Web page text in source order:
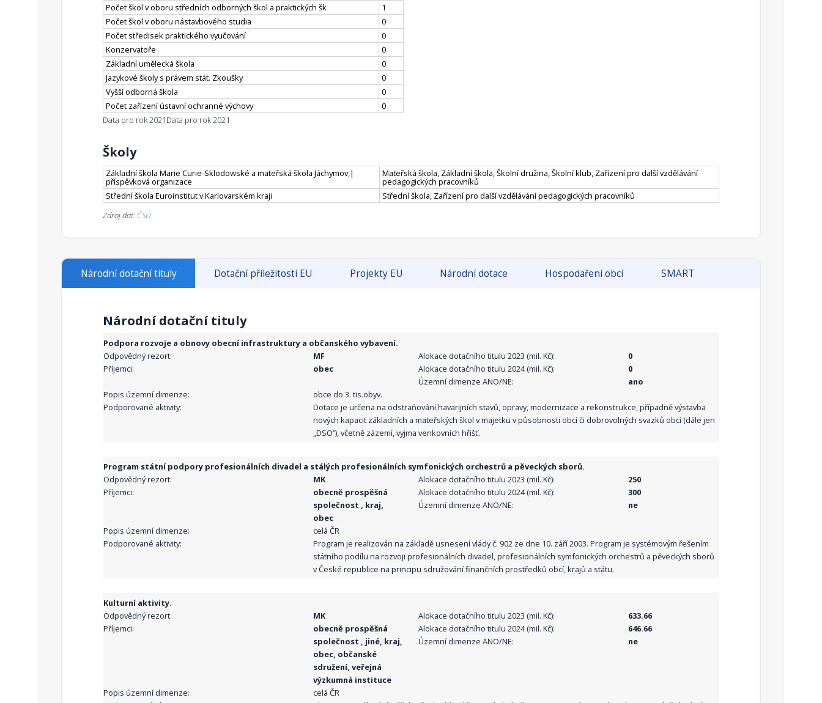
Počet škol v oboru středních odborných škol a praktických šk
1
Počet škol v oboru nástavbového studia
0
Počet středisek praktického vyučování
0
Konzervatoře
0
Základní umělecká škola
0
Jazykové školy s právem stát. Zkoušky
0
Vyšší odborná škola
0
Počet zařízení ústavní ochranné výchovy
0
Data pro rok 2021Data pro rok 2021
Školy
Základní škola Marie Curie-Sklodowské a mateřská škola Jáchymov,|
příspěvková organizace
Mateřská škola, Základní škola, Školní družina, Školní klub, Zařízení pro další vzdělávání
pedagogických pracovníků
Střední škola Euroinstitut v Karlovarském kraji
Střední škola, Zařízení pro další vzdělávání pedagogických pracovníků
Zdroj dat: ČSÚ
Národní dotační tituly Dotační příležitosti EU Projekty EU Národní dotace Hospodaření obcí SMART
Národní dotační tituly
Podpora rozvoje a obnovy obecní infrastruktury a občanského vybavení.
Odpovědný rezort:
MF
Příjemci:
obec
Alokace dotačního titulu 2023 (mil. Kč):
0
Alokace dotačního titulu 2024 (mil. Kč):
0
Územní dimenze ANO/NE:
ano
Popis územní dimenze:
obce do 3. tis.obyv.
Podporované aktivity:
Dotace je určena na odstraňování havarijních stavů, opravy, modernizace a rekonstrukce, případně výstavba
nových kapacit základních a mateřských škol v majetku v působnosti obcí či dobrovolných svazků obcí (dále jen
„DSO“), včetně zázemí, vyjma venkovních hřišť.
Program státní podpory profesionálních divadel a stálých profesionálních symfonických orchestrů a pěveckých sborů.
Odpovědný rezort:
MK
Příjemci:
obecně prospěšná
společnost , kraj,
obec
Alokace dotačního titulu 2023 (mil. Kč):
250
Alokace dotačního titulu 2024 (mil. Kč):
300
Územní dimenze ANO/NE:
ne
Popis územní dimenze:
celá ČR
Podporované aktivity:
Program je realizován na základě usnesení vlády č. 902 ze dne 10. září 2003. Program je systémovým řešením
státního podílu na rozvoji profesionálních divadel, profesionálních symfonických orchestrů a pěveckých sborů
v České republice na principu sdružování finančních prostředků obcí, krajů a státu.
Kulturní aktivity.
Odpovědný rezort:
MK
Příjemci:
obecně prospěšná
společnost , jiné, kraj,
obec, občanské
sdružení, veřejná
výzkumná instituce
Alokace dotačního titulu 2023 (mil. Kč):
633.66
Alokace dotačního titulu 2024 (mil. Kč):
646.66
Územní dimenze ANO/NE:
ne
Popis územní dimenze:
celá ČR